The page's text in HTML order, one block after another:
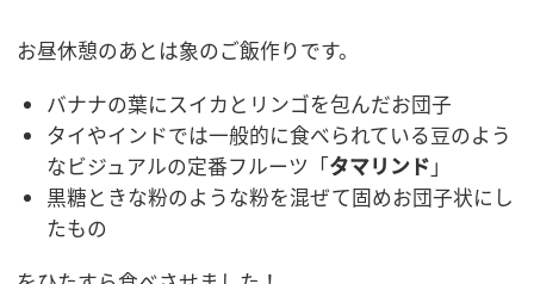
お昼休憩のあとは象のご飯作りです。
バナナの葉にスイカとリンゴを包んだお団子
タイやインドでは一般的に食べられている豆のよう
なビジュアルの定番フルーツ「タマリンド 」
黒糖ときな粉のような粉を混ぜて固めお団子状にし
たもの